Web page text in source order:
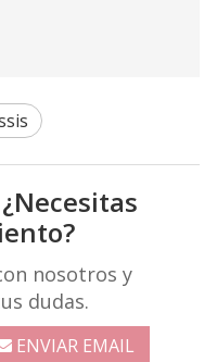
nosotros y
dudas.
ENVIAR EMAIL